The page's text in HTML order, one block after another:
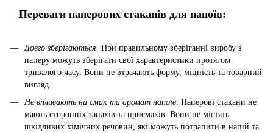
Переваги паперових стаканів для напоїв:
Довго зберігаються. При правильному зберіганні виробу з
паперу можуть зберігати свої характеристики протягом
тривалого часу. Вони не втрачають форму, міцність та товарний
вигляд.
Не впливають на смак та аромат напоїв . Паперові стакани не
мають сторонніх запахів та присмаків. Вони не містять
шкідливих хімічних речовин, які можуть потрапити в напій та